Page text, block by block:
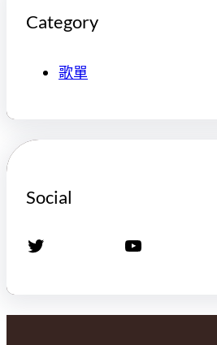
Category
歌單
Social
X YouTube